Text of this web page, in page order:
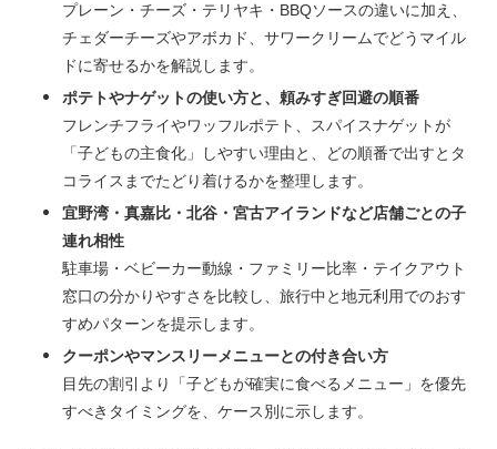
プレーン・チーズ・テリヤキ・BBQソースの違いに加え、
チェダーチーズやアボカド、サワークリームでどうマイル
ドに寄せるかを解説します。
ポテトやナゲットの使い方と、頼みすぎ回避の順番
フレンチフライやワッフルポテト、スパイスナゲットが
「子どもの主食化」しやすい理由と、どの順番で出すとタ
コライスまでたどり着けるかを整理します。
宜野湾・真嘉比・北谷・宮古アイランドなど店舗ごとの子
連れ相性
駐車場・ベビーカー動線・ファミリー比率・テイクアウト
窓口の分かりやすさを比較し、旅行中と地元利用でのおす
すめパターンを提示します。
クーポンやマンスリーメニューとの付き合い方
目先の割引より「子どもが確実に食べるメニュー」を優先
すべきタイミングを、ケース別に示します。